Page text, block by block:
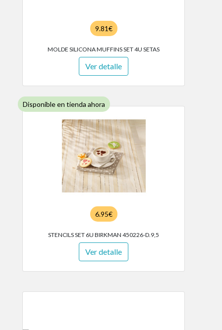
9.81€
MOLDE SILICONA MUFFINS SET 4U SETAS
Ver detalle
Disponible en tienda ahora
6.95€
STENCILS SET 6U BIRKMAN 450226-D.9,5
Ver detalle